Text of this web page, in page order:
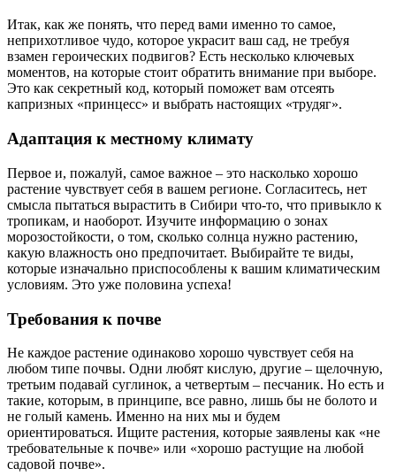
Итак, как же понять, что перед вами именно то самое,
неприхотливое чудо, которое украсит ваш сад, не требуя
взамен героических подвигов? Есть несколько ключевых
моментов, на которые стоит обратить внимание при выборе.
Это как секретный код, который поможет вам отсеять
капризных «принцесс» и выбрать настоящих «трудяг».
Адаптация к местному климату
Первое и, пожалуй, самое важное – это насколько хорошо
растение чувствует себя в вашем регионе. Согласитесь, нет
смысла пытаться вырастить в Сибири что-то, что привыкло к
тропикам, и наоборот. Изучите информацию о зонах
морозостойкости, о том, сколько солнца нужно растению,
какую влажность оно предпочитает. Выбирайте те виды,
которые изначально приспособлены к вашим климатическим
условиям. Это уже половина успеха!
Требования к почве
Не каждое растение одинаково хорошо чувствует себя на
любом типе почвы. Одни любят кислую, другие – щелочную,
третьим подавай суглинок, а четвертым – песчаник. Но есть и
такие, которым, в принципе, все равно, лишь бы не болото и
не голый камень. Именно на них мы и будем
ориентироваться. Ищите растения, которые заявлены как «не
требовательные к почве» или «хорошо растущие на любой
садовой почве».